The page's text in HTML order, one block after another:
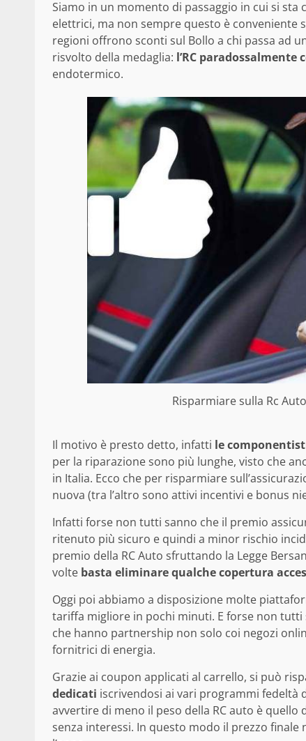
Siamo in un momento di passaggio in cui si
elettrici, ma non sempre questo è
regioni offrono sconti sul Bollo a chi passa ad
risvolto della medaglia: l’RC paradossalmente
endotermico.
Risparmiare sulla Rc
Il motivo è presto detto, infatti le
per la riparazione sono più lunghe, visto che
in Italia. Ecco che per risparmiare
nuova (tra l’altro sono attivi incentivi e bonus
Infatti forse non tutti sanno che il premio
ritenuto più sicuro e quindi a minor rischio
premio della RC Auto sfruttando la Legge
volte basta eliminare qualche copertura
Oggi poi abbiamo a disposizione molte
tariffa migliore in pochi minuti. E forse non tutti
che hanno partnership non solo coi negozi
fornitrici di energia.
Grazie ai coupon applicati al carrello, si può
dedicati iscrivendosi ai vari programmi fedeltà
avvertire di meno il peso della RC auto è
senza interessi. In questo modo il prezzo